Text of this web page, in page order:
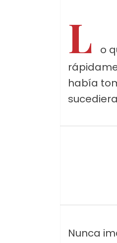
L
o
había
Nunca